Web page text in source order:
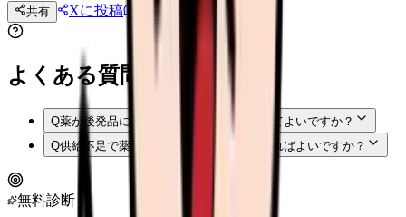
共有 Xに投稿 LINE
よくある質問
Q薬が後発品に変わる時、看護師が説明してよいですか？
Q供給不足で薬が変わった後、何を観察すればよいですか？
無料診断